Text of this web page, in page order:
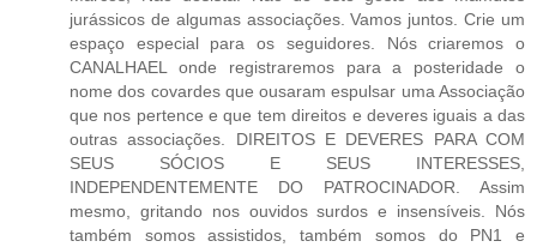
jurássicos de algumas associações. Vamos juntos. Crie um
espaço especial para os seguidores. Nós criaremos o
CANALHAEL onde registraremos para a posteridade o
nome dos covardes que ousaram espulsar uma Associação
que nos pertence e que tem direitos e deveres iguais a das
outras associações. DIREITOS E DEVERES PARA COM
SEUS SÓCIOS E SEUS INTERESSES,
INDEPENDENTEMENTE DO PATROCINADOR. Assim
mesmo, gritando nos ouvidos surdos e insensíveis. Nós
também somos assistidos, também somos do PN1 e